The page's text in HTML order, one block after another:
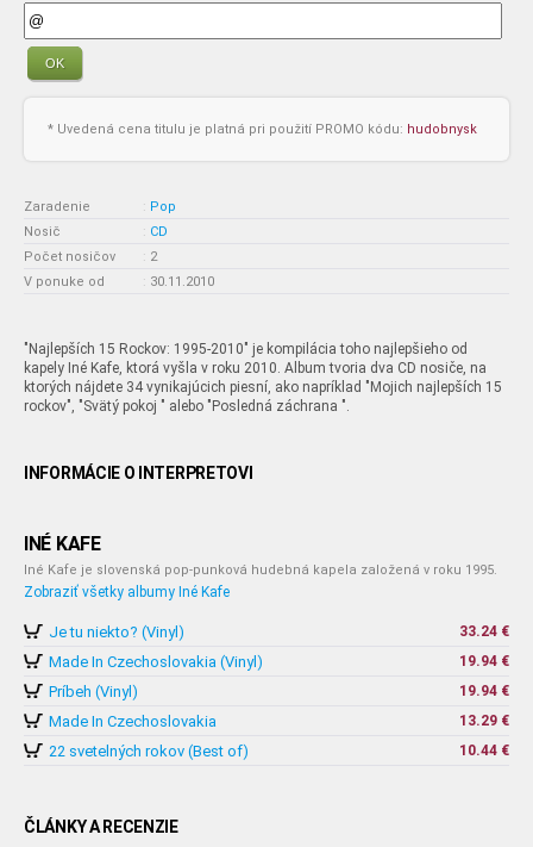
OK
* Uvedená cena titulu je platná pri použití PROMO kódu: hudobnysk
Zaradenie : Pop
Nosič
: CD
Počet nosičov
: 2
V ponuke od
: 30.11.2010
"Najlepších 15 Rockov: 1995-2010" je kompilácia toho najlepšieho od
kapely Iné Kafe, ktorá vyšla v roku 2010. Album tvoria dva CD nosiče, na
ktorých nájdete 34 vynikajúcich piesní, ako napríklad "Mojich najlepších 15
rockov", "Svätý pokoj " alebo "Posledná záchrana ".
INFORMÁCIE O INTERPRETOVI
INÉ KAFE
Iné Kafe je slovenská pop-punková hudebná kapela založená v roku 1995.
Zobraziť všetky albumy Iné Kafe
Je tu niekto? (Vinyl) 33.24 €
Made In Czechoslovakia (Vinyl) 19.94 €
Príbeh (Vinyl) 19.94 €
Made In Czechoslovakia 13.29 €
22 svetelných rokov (Best of) 10.44 €
ČLÁNKY A RECENZIE